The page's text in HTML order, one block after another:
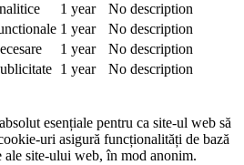
1 year
No description
1 year
No description
1 year
No description
1 year
No description
esențiale pentru ca site-ul web să
uri asigură funcționalități de bază
ale site-ului web, în mod anonim.